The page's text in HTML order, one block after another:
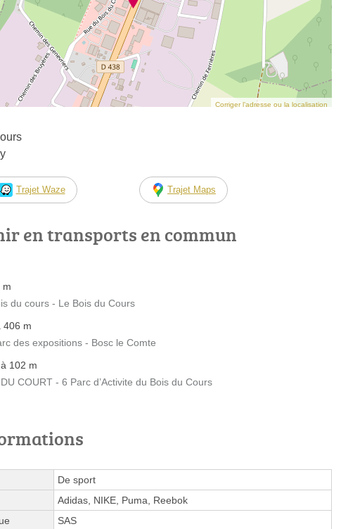
Corriger l’adresse ou la localisation
Trajet Waze Trajet Maps
en transports en commun
m
du cours - Le Bois du Cours
406 m
des expositions - Bosc le Comte
102 m
COURT - 6 Parc d’Activite du Bois du Cours
De sport
Adidas, NIKE, Puma, Reebok
SAS